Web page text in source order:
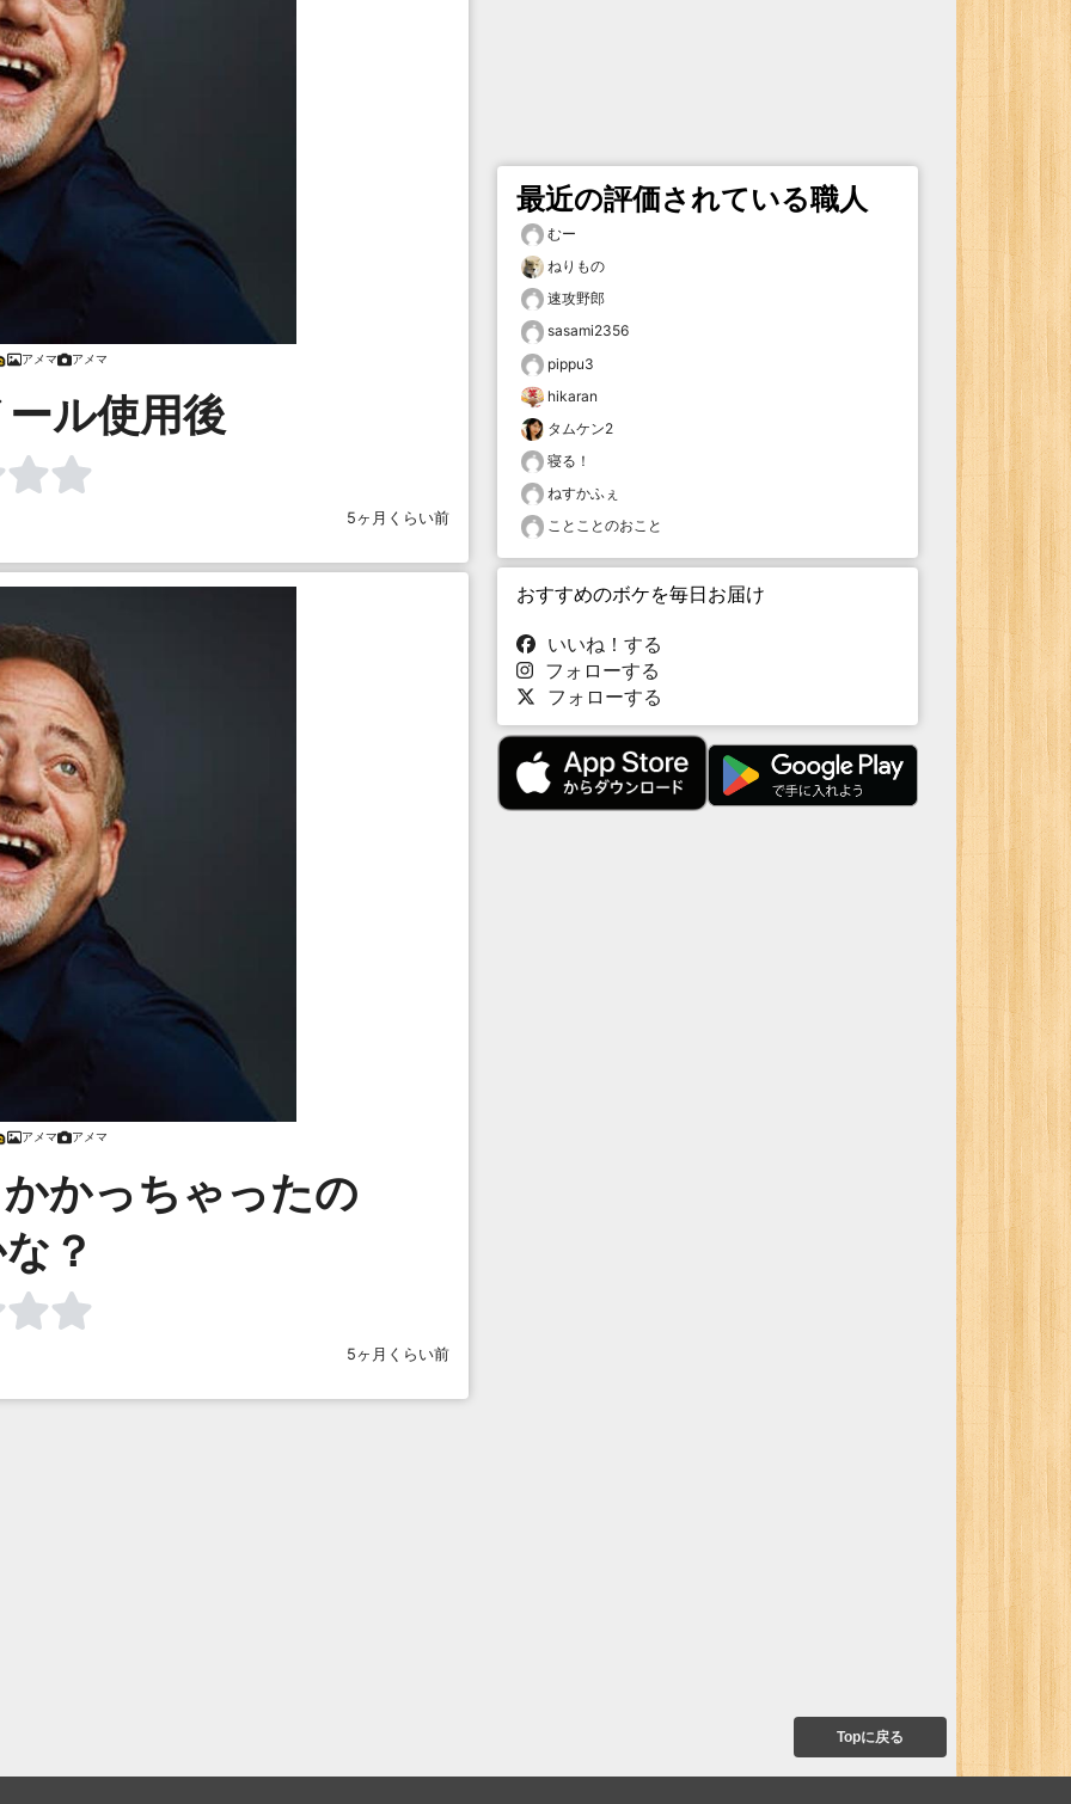
アメマ アメマ
ル使用後
5ヶ月くらい前
アメマ アメマ
かっちゃったの
？
5ヶ月くらい前
最近の評価されている職人
むー
ねりもの
速攻野郎
sasami2356
pippu3
hikaran
タムケン2
寝る！
ねすかふぇ
ことことのおこと
おすすめのボケを毎日お届け
いいね！する
フォローする
フォローする
Topに戻る